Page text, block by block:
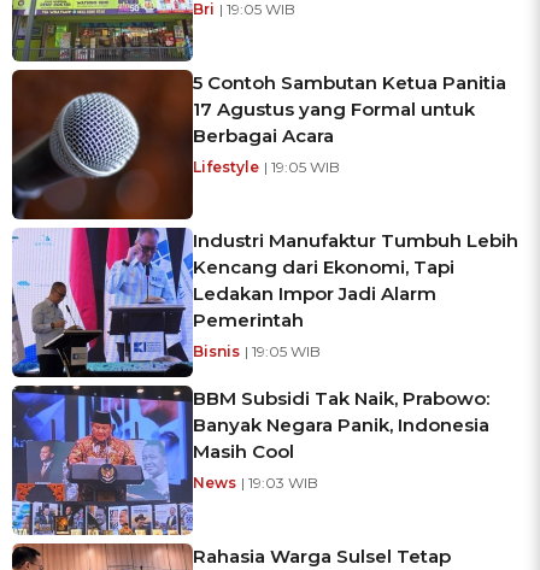
Bri | 19:05 WIB
5 Contoh Sambutan Ketua Panitia
17 Agustus yang Formal untuk
Berbagai Acara
Lifestyle | 19:05 WIB
Industri Manufaktur Tumbuh Lebih
Kencang dari Ekonomi, Tapi
Ledakan Impor Jadi Alarm
Pemerintah
Bisnis | 19:05 WIB
BBM Subsidi Tak Naik, Prabowo:
Banyak Negara Panik, Indonesia
Masih Cool
News | 19:03 WIB
Rahasia Warga Sulsel Tetap